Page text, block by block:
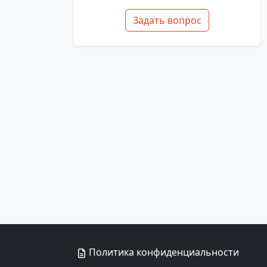
Задать вопрос
Политика конфиденциальности